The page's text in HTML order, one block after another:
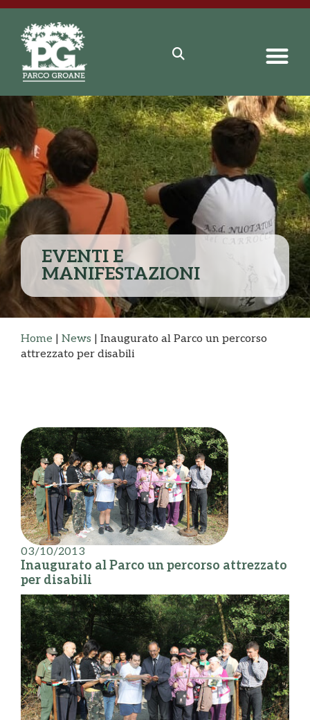
EVENTI E
MANIFESTAZIONI
Home | News | Inaugurato al Parco un percorso
attrezzato per disabili
03/10/2013
Inaugurato al Parco un percorso attrezzato
per disabili